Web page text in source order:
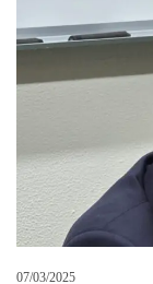
07/03/2025
Policlinico, la Uil
umane, il dg va